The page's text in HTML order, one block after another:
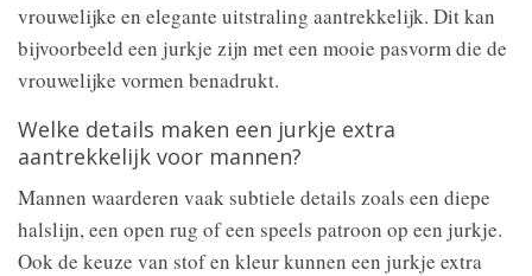
vrouwelijke en elegante uitstraling aantrekkelijk. Dit kan
bijvoorbeeld een jurkje zijn met een mooie pasvorm die de
vrouwelijke vormen benadrukt.
Welke details maken een jurkje extra
aantrekkelijk voor mannen?
Mannen waarderen vaak subtiele details zoals een diepe
halslijn, een open rug of een speels patroon op een jurkje.
Ook de keuze van stof en kleur kunnen een jurkje extra